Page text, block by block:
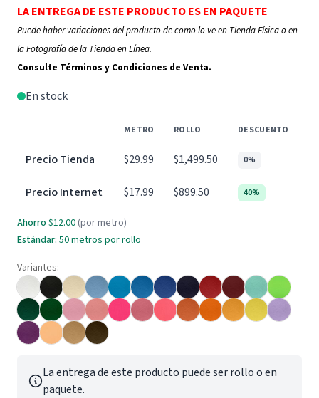
LA ENTREGA DE ESTE PRODUCTO ES EN PAQUETE
Puede haber variaciones del producto de como lo ve en Tienda Física o en
la Fotografía de la Tienda en Línea.
Consulte Términos y Condiciones de Venta.
En stock
METRO ROLLO DESCUENTO
Precio Tienda $29.99 $1,499.50 0%
Precio Internet $17.99 $899.50 40%
Ahorro $12.00 (por metro)
Estándar: 50 metros por rollo
Variantes:
La entrega de este producto puede ser rollo o en
paquete.